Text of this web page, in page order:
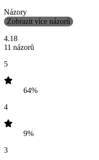
Názory
Zobrazit více názorů
4.18
11 názorů
5
64%
4
9%
3